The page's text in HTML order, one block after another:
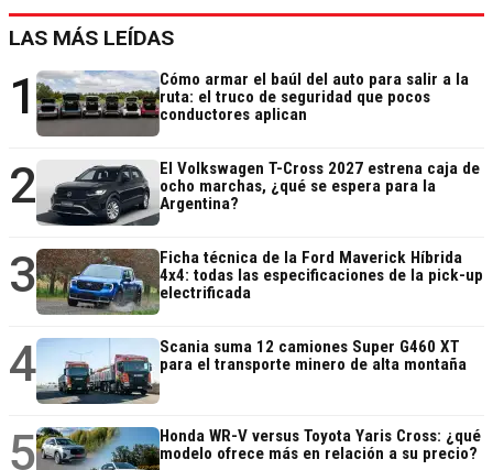
LAS MÁS LEÍDAS
1
Cómo armar el baúl del auto para salir a la
ruta: el truco de seguridad que pocos
conductores aplican
2
El Volkswagen T-Cross 2027 estrena caja de
ocho marchas, ¿qué se espera para la
Argentina?
3
Ficha técnica de la Ford Maverick Híbrida
4x4: todas las especificaciones de la pick-up
electrificada
4
Scania suma 12 camiones Super G460 XT
para el transporte minero de alta montaña
5
Honda WR-V versus Toyota Yaris Cross: ¿qué
modelo ofrece más en relación a su precio?